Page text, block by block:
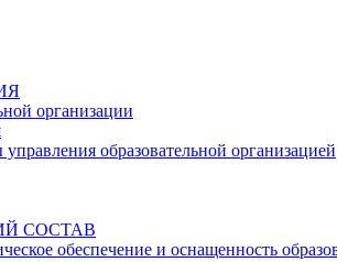
организации
образовательной организацией
СОСТАВ
обеспечение и оснащенность